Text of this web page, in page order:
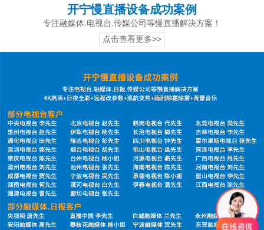
开宁慢直播设备成功案例
专注融媒体.电视台.传媒公司等慢直播解决方案！
点击查看更多>>